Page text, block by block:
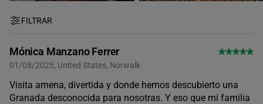
FILTRAR
Mónica Manzano Ferrer
01/08/2025, United States, Norwalk
Visita amena, divertida y donde hemos descubierto una
Granada desconocida para nosotras. Y eso que mi familia